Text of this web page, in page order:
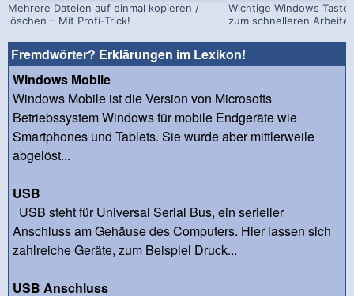
Mehrere Dateien auf einmal kopieren /
löschen – Mit Profi-Trick!
Wichtige Windows
zum schnelleren
Fremdwörter? Erklärungen im Lexikon!
Windows Mobile
Windows Mobile ist die Version von Microsofts
Betriebssystem Windows für mobile Endgeräte wie
Smartphones und Tablets. Sie wurde aber mittlerweile
abgelöst...
USB
USB steht für Universal Serial Bus, ein serieller
Anschluss am Gehäuse des Computers. Hier lassen sich
zahlreiche Geräte, zum Beispiel Druck...
USB Anschluss